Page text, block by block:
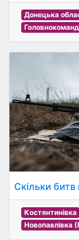
Донецька
Скільки битв
Костянтинівка
Новопавлівка